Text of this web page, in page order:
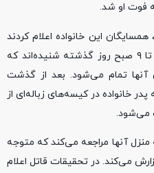
فوت او شد.
این خانواده اعلام کردند
که صدا درگیری این زوج را حدود ۸ تا ۹ صبح روز گذشته شنیده‌اند که
تمام می‌شود. بعد از گذشت
خانواده در کیسه‌های زباله‌ای از
می‌شود.
منزل آنها مراجعه می‌کند که متوجه
می‌کند. در تحقیقات قاتل اعلام